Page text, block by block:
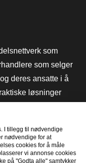
som
som selger
deres ansatte i å
løsninger
Thuiswinkel e-
I tillegg til nødvendige
nødvendige for at
cookies for å måle
vi annonse cookies
på "Godta alle" samtykker